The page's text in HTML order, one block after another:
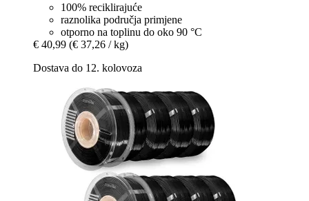
100% reciklirajuće
raznolika područja primjene
otporno na toplinu do oko 90 °C
€ 40,99 (€ 37,26 / kg)
Dostava do 12. kolovoza